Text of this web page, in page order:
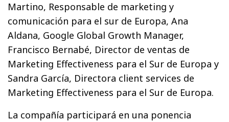
Martino, Responsable de marketing y
comunicación para el sur de Europa, Ana
Aldana, Google Global Growth Manager,
Francisco Bernabé, Director de ventas de
Marketing Effectiveness para el Sur de Europa y
Sandra García, Directora client services de
Marketing Effectiveness para el Sur de Europa.
La compañía participará en una ponencia